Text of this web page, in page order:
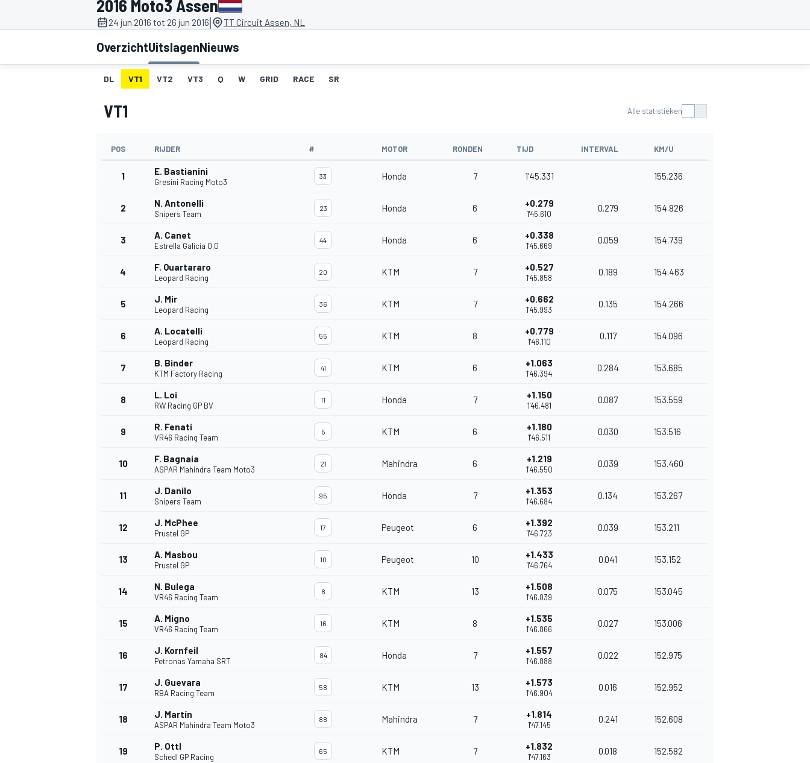
2016 Moto3 Assen
24 jun 2016 tot 26 jun 2016| TT Circuit Assen, NL
OverzichtUitslagenNieuws
DL VT1 VT2 VT3 Q W GRID RACE SR
VT1 Alle statistieken
POS RIJDER # MOTOR RONDEN TIJD INTERVAL KM/U
1 E. Bastianini
Gresini Racing Moto3
33 Honda 7 1'45.331 155.236
2 N. Antonelli
Snipers Team
23 Honda 6 +0.279
1'45.610
0.279 154.826
3 A. Canet
Estrella Galicia 0,0
44 Honda 6 +0.338
1'45.669
0.059 154.739
4 F. Quartararo
Leopard Racing
20 KTM 7 +0.527
1'45.858
0.189 154.463
5 J. Mir
Leopard Racing
36 KTM 7 +0.662
1'45.993
0.135 154.266
6 A. Locatelli
Leopard Racing
55 KTM 8 +0.779
1'46.110
0.117 154.096
7 B. Binder
KTM Factory Racing
41 KTM 6 +1.063
1'46.394
0.284 153.685
8 L. Loi
RW Racing GP BV
11 Honda 7 +1.150
1'46.481
0.087 153.559
9 R. Fenati
VR46 Racing Team
5 KTM 6 +1.180
1'46.511
0.030 153.516
10 F. Bagnaia
ASPAR Mahindra Team Moto3
21 Mahindra 6 +1.219
1'46.550
0.039 153.460
11 J. Danilo
Snipers Team
95 Honda 7 +1.353
1'46.684
0.134 153.267
12 J. McPhee
Prustel GP
17 Peugeot 6 +1.392
1'46.723
0.039 153.211
13 A. Masbou
Prustel GP
10 Peugeot 10 +1.433
1'46.764
0.041 153.152
14 N. Bulega
VR46 Racing Team
8 KTM 13 +1.508
1'46.839
0.075 153.045
15 A. Migno
VR46 Racing Team
16 KTM 8 +1.535
1'46.866
0.027 153.006
16 J. Kornfeil
Petronas Yamaha SRT
84 Honda 7 +1.557
1'46.888
0.022 152.975
17 J. Guevara
RBA Racing Team
58 KTM 13 +1.573
1'46.904
0.016 152.952
18 J. Martín
ASPAR Mahindra Team Moto3
88 Mahindra 7 +1.814
1'47.145
0.241 152.608
19 P. Ottl
Schedl GP Racing
65 KTM 7 +1.832
1'47.163
0.018 152.582